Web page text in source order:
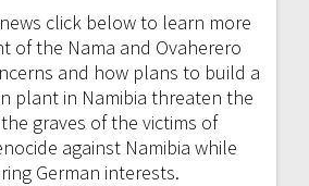
click below to learn more
of the Nama and Ovaherero
and how plans to build a
plant in Namibia threaten the
graves of the victims of
against Namibia while
German interests.